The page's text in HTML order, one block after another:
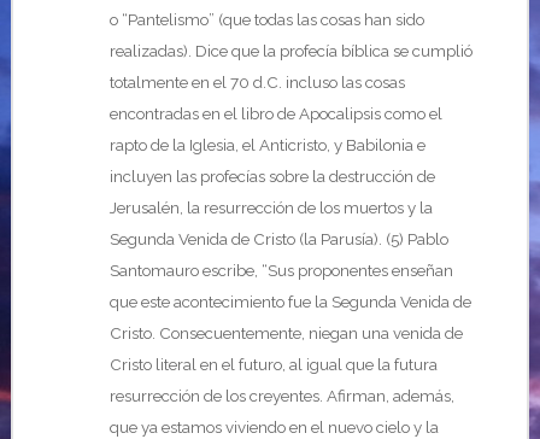
o “Pantelismo” (que todas las cosas han sido
realizadas). Dice que la profecía bíblica se cumplió
totalmente en el 70 d.C. incluso las cosas
encontradas en el libro de Apocalipsis como el
rapto de la Iglesia, el Anticristo, y Babilonia e
incluyen las profecías sobre la destrucción de
Jerusalén, la resurrección de los muertos y la
Segunda Venida de Cristo (la Parusía). (5) Pablo
Santomauro escribe, “Sus proponentes enseñan
que este acontecimiento fue la Segunda Venida de
Cristo. Consecuentemente, niegan una venida de
Cristo literal en el futuro, al igual que la futura
resurrección de los creyentes. Afirman, además,
que ya estamos viviendo en el nuevo cielo y la